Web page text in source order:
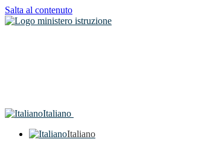
Salta al contenuto
Italiano
Italiano